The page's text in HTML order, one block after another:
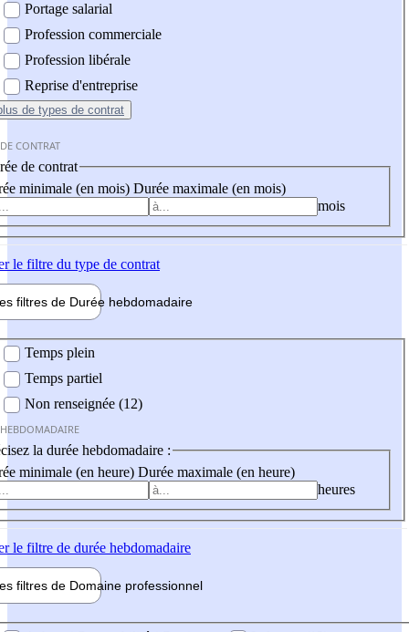
Portage salarial
Profession commerciale
Profession libérale
Reprise d'entreprise
de types de contrat
CONTRAT
de contrat
minimale (en mois) Durée maximale (en mois)
mois
le filtre du type de contrat
filtres de Durée hebdomadaire
Temps plein
Temps partiel
Non renseignée (12)
la durée hebdomadaire :
minimale (en heure) Durée maximale (en heure)
heures
le filtre de durée hebdomadaire
filtres de Domaine professionnel